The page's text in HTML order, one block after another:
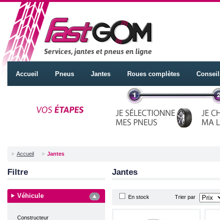
Accueil Pneus Jantes Roues complètes
Accueil Jantes
Filtre
Véhicule
Constructeur
Jantes
En stock Trier par